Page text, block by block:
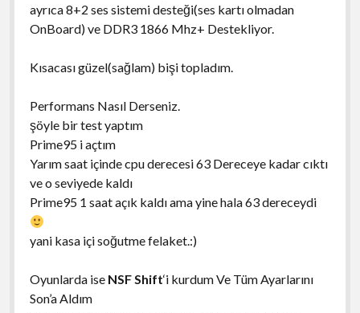
ayrıca 8+2 ses sistemi desteği(ses kartı olmadan
OnBoard) ve DDR3 1866 Mhz+ Destekliyor.
Kısacası güzel(sağlam) bişi topladım.
Performans Nasıl Derseniz.
şöyle bir test yaptım
Prime95 i açtım
Yarım saat içinde cpu derecesi 63 Dereceye kadar cıktı
ve o seviyede kaldı
Prime95 1 saat açık kaldı ama yine hala 63 dereceydi
yani kasa içi soğutme felaket.:)
Oyunlarda ise NSF Shift‘i kurdum Ve Tüm Ayarlarını
Son’a Aldım